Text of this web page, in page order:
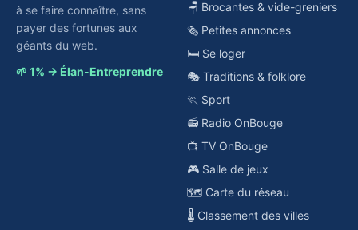
à se faire connaître, sans
payer des fortunes aux
géants du web.
🌱 1% → Élan-Entreprendre
🪑 Brocantes & vide-greniers
🗞️ Petites annonces
🛏️ Se loger
🎭 Traditions & folklore
🏃 Sport
📻 Radio OnBouge
📺 TV OnBouge
🎮 Salle de jeux
🗺️ Carte du réseau
🌡️ Classement des villes